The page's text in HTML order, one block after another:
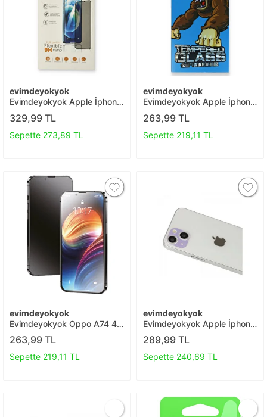
evimdeyokyok
Evimdeyokyok Apple İphone
12 Pro Max 6d Mat Seramik
Hayalet Nano Ekran
Koruyucu T20
329,99 TL
Sepette 273,89 TL
evimdeyokyok
Evimdeyokyok Apple İphone
14 Pro 18d Cam Ekran
Koruyucu T20
263,99 TL
Sepette 219,11 TL
evimdeyokyok
Evimdeyokyok Oppo A74 4g
3d Antistatik Mat Seramik
Nano Ekran Koruyucu T20
263,99 TL
Sepette 219,11 TL
evimdeyokyok
Evimdeyokyok Apple İphone
13 Rainbow Kamera Lens
Koruma Cam - Mor T20
289,99 TL
Sepette 240,69 TL